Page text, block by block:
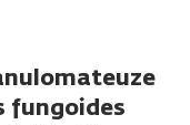
fungoides